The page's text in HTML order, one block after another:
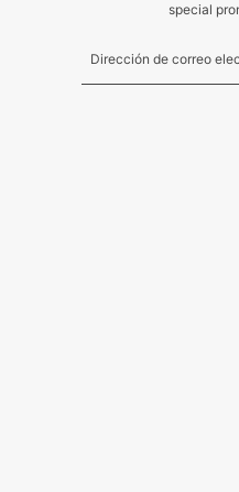
special
Dirección de
Este sitio está